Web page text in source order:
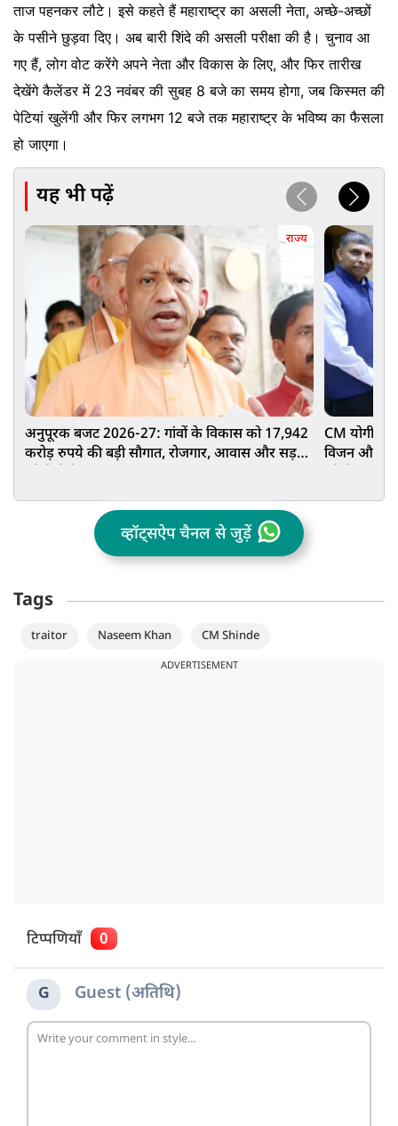
ताज पहनकर लौटे। इसे कहते हैं महाराष्ट्र का असली नेता, अच्छे-अच्छों
के पसीने छुड़वा दिए। अब बारी शिंदे की असली परीक्षा की है। चुनाव आ
गए हैं, लोग वोट करेंगे अपने नेता और विकास के लिए, और फिर तारीख
देखेंगे कैलेंडर में 23 नवंबर की सुबह 8 बजे का समय होगा, जब किस्मत की
पेटियां खुलेंगी और फिर लगभग 12 बजे तक महाराष्ट्र के भविष्य का फैसला
हो जाएगा।
यह भी पढ़ें
राज्य
अनुपूरक बजट 2026-27: गांवों के विकास को 17,942
करोड़ रुपये की बड़ी सौगात, रोजगार, आवास और सड़कों
CM योगी से
विजन और
व्हॉट्सऐप चैनल से जुड़ें
Tags
traitor Naseem Khan CM Shinde
ADVERTISEMENT
टिप्पणियाँ 0
G Guest (अतिथि)